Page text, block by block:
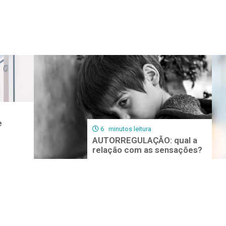
6 minutos leitura
AUTORREGULAÇÃO: qual a
relação com as sensações?